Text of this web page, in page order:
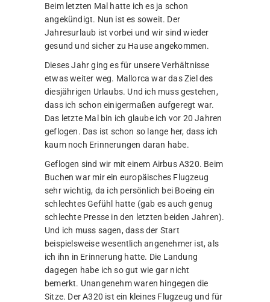
Beim letzten Mal hatte ich es ja schon
angekündigt. Nun ist es soweit. Der
Jahresurlaub ist vorbei und wir sind wieder
gesund und sicher zu Hause angekommen.
Dieses Jahr ging es für unsere Verhältnisse
etwas weiter weg. Mallorca war das Ziel des
diesjährigen Urlaubs. Und ich muss gestehen,
dass ich schon einigermaßen aufgeregt war.
Das letzte Mal bin ich glaube ich vor 20 Jahren
geflogen. Das ist schon so lange her, dass ich
kaum noch Erinnerungen daran habe.
Geflogen sind wir mit einem Airbus A320. Beim
Buchen war mir ein europäisches Flugzeug
sehr wichtig, da ich persönlich bei Boeing ein
schlechtes Gefühl hatte (gab es auch genug
schlechte Presse in den letzten beiden Jahren).
Und ich muss sagen, dass der Start
beispielsweise wesentlich angenehmer ist, als
ich ihn in Erinnerung hatte. Die Landung
dagegen habe ich so gut wie gar nicht
bemerkt. Unangenehm waren hingegen die
Sitze. Der A320 ist ein kleines Flugzeug und für